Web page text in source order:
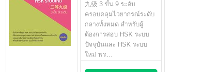
九级 3 ขั้น 9 ระดับ
ครอบคลุมไวยากรณ์ระดับ
กลางทั้งหมด สำหรับผู้
ต้องการสอบ HSK ระบบ
ปัจจุบันและ HSK ระบบ
ใหม่ พร…